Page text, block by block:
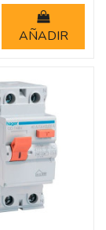
AÑADIR